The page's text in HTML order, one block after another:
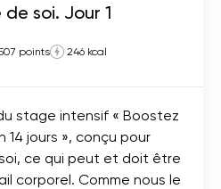
soi. Jour 1
points 246 kcal
stage intensif « Boostez
jours », conçu pour
ce qui peut et doit être
corporel. Comme nous le